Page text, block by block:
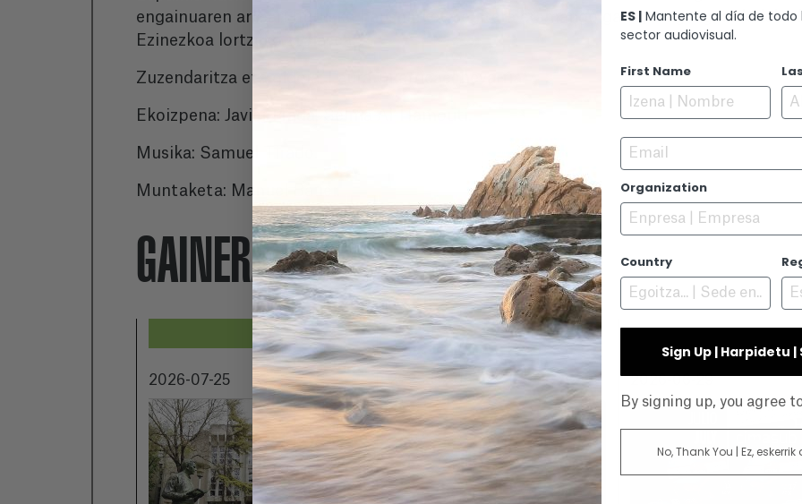
engainuaren arteari buruzko hausnarketa egitera eramango gaitu, magia
Ezinezkoa lortzeko atalasea.
Zuzendaritza eta gidoia: Laura Guerricaechevarria.
Ekoizpena: Javier Prada, Selma Al-Hamouti.
Musika: Samuel Tirado.
Muntaketa: Manuel Bauer.
GAINERA...
2026-07-25 2026-07-06 2026-06-29
ES | Mantente al día de todo
sector audiovisual.
First Name
Email
Organization
Country
Sign Up | Harpidetu
By signing up, you agree
No, Thank You | Ez,